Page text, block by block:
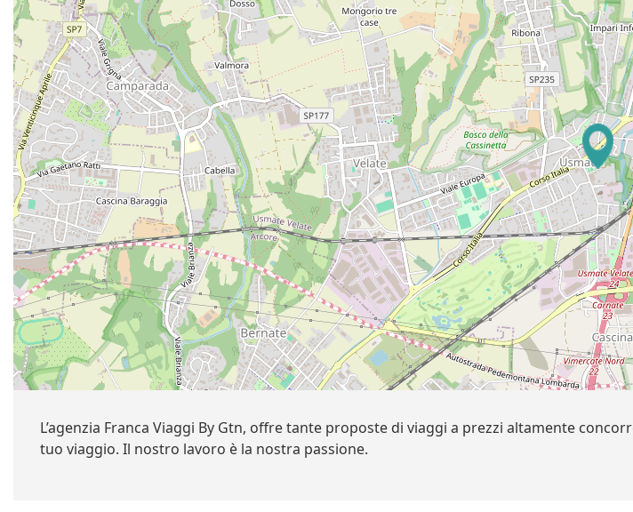
L’agenzia Franca Viaggi By Gtn, offre tante proposte di viaggi a prezzi altamente
tuo viaggio. Il nostro lavoro è la nostra passione.